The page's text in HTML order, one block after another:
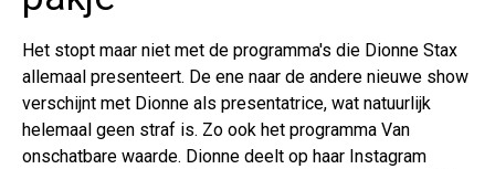
Het stopt maar niet met de programma's die Dionne Stax
allemaal presenteert. De ene naar de andere nieuwe show
verschijnt met Dionne als presentatrice, wat natuurlijk
helemaal geen straf is. Zo ook het programma Van
onschatbare waarde. Dionne deelt op haar Instagram